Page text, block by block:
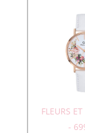
FLEURS
-